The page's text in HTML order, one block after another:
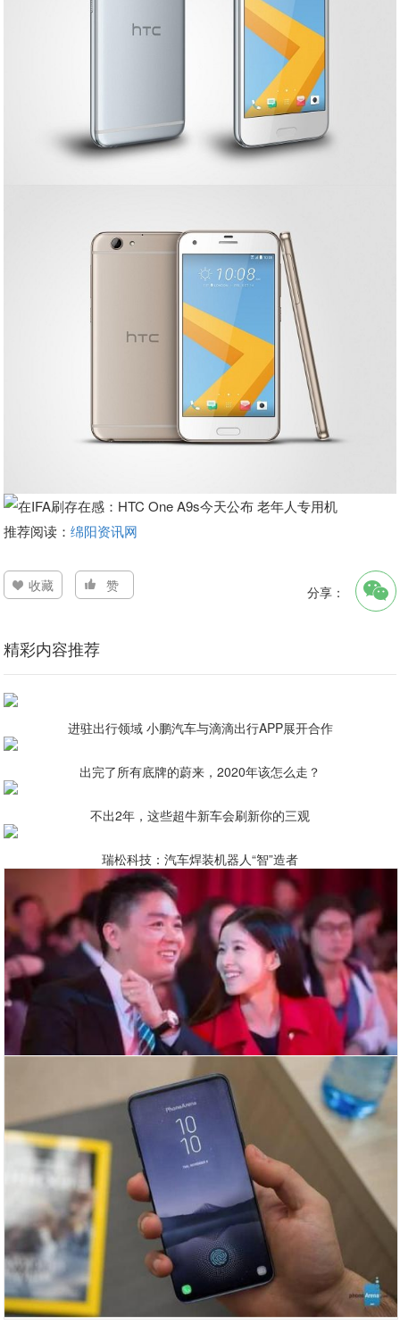
推荐阅读：绵阳资讯网
收藏 赞 分享：
精彩内容推荐
进驻出行领域 小鹏汽车与滴滴出行APP展开合作
出完了所有底牌的蔚来，2020年该怎么走？
不出2年，这些超牛新车会刷新你的三观
瑞松科技：汽车焊装机器人“智”造者